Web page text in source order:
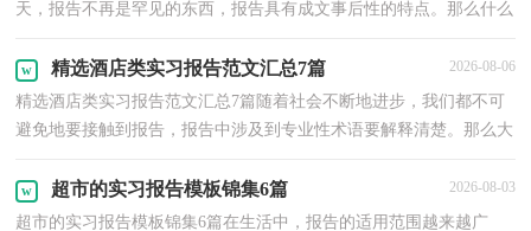
天，报告不再是罕见的东西，报告具有成文事后性的特点。那么什么
精选酒店类实习报告范文汇总7篇 2026-08-06
精选酒店类实习报告范文汇总7篇随着社会不断地进步，我们都不可
避免地要接触到报告，报告中涉及到专业性术语要解释清楚。那么大
超市的实习报告模板锦集6篇 2026-08-03
超市的实习报告模板锦集6篇在生活中，报告的适用范围越来越广